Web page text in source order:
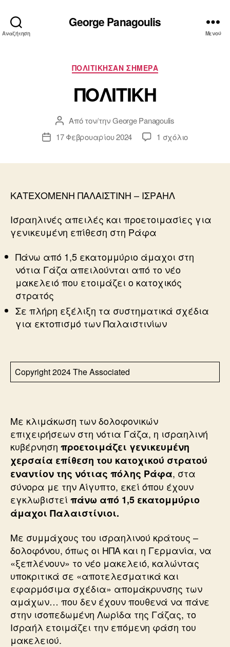
Αναζήτηση
George Panagoulis
Μενού
Κατηγορίες
ΠΟΛΙΤΙΚΗΣΑΝ ΣΗΜΕΡΑ
ΠΟΛΙΤΙΚΗ
Συντάκτης
άρθρου
Από τον/τηνGeorge Panagoulis
Ημ.17 Φεβρουαρίου 2024 1 σχόλιοστο
ΚΑΤΕΧΟΜΕΝΗ ΠΑΛΑΙΣΤΙΝΗ – ΙΣΡΑΗΛ
Ισραηλινές απειλές και προετοιμασίες για
γενικευμένη επίθεση στη Ράφα
Πάνω από 1,5 εκατομμύριο άμαχοι στη
νότια Γάζα απειλούνται από το νέο
μακελειό που ετοιμάζει ο κατοχικός
στρατός
Σε πλήρη εξέλιξη τα συστηματικά σχέδια
για εκτοπισμό των Παλαιστινίων
Copyright 2024 The Associated
Με κλιμάκωση των δολοφονικών
επιχειρήσεων στη νότια Γάζα, η ισραηλινή
κυβέρνηση προετοιμάζει γενικευμένη
χερσαία επίθεση του κατοχικού στρατού
εναντίον της νότιας πόλης Ράφα, στα
σύνορα με την Αίγυπτο, εκεί όπου έχουν
εγκλωβιστείπάνω από 1,5 εκατομμύριο
άμαχοι Παλαιστίνιοι.
Με συμμάχους του ισραηλινού κράτους –
δολοφόνου, όπως οι ΗΠΑ και η Γερμανία, να
«ξεπλένουν» το νέο μακελειό, καλώντας
υποκριτικά σε «αποτελεσματικά και
εφαρμόσιμα σχέδια» απομάκρυνσης των
αμάχων… που δεν έχουν πουθενά να πάνε
στην ισοπεδωμένη Λωρίδα της Γάζας, το
Ισραήλ ετοιμάζει την επόμενη φάση του
μακελειού.